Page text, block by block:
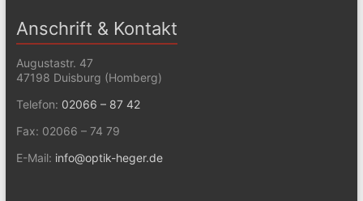
Anschrift & Kontakt
Augustastr. 47
47198 Duisburg (Homberg)
Telefon: 02066 – 87 42
Fax: 02066 – 74 79
E-Mail: info@optik-heger.de